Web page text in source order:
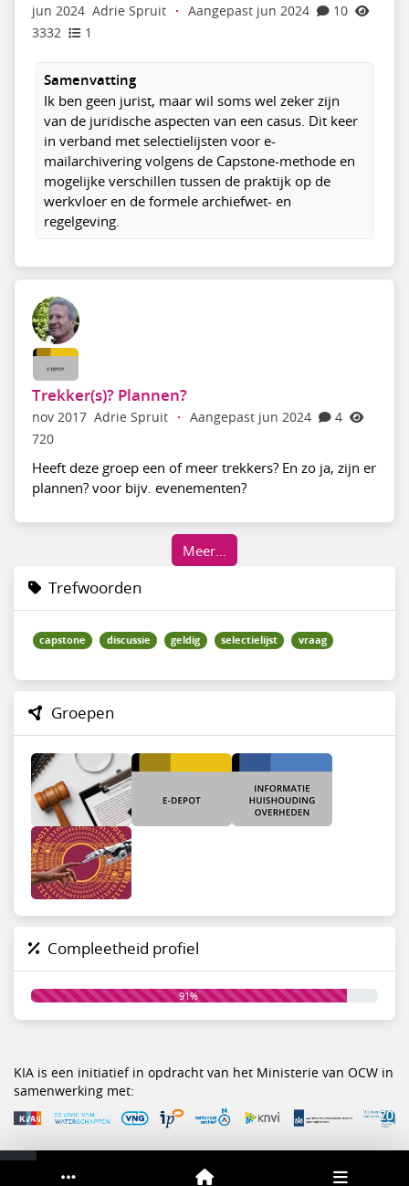
jun 2024 Adrie Spruit · Aangepast jun 2024
10
3332
1
Samenvatting
Ik ben geen jurist, maar wil soms wel zeker zijn
van de juridische aspecten van een casus. Dit keer
in verband met selectielijsten voor e-
mailarchivering volgens de Capstone-methode en
mogelijke verschillen tussen de praktijk op de
werkvloer en de formele archiefwet- en
regelgeving.
Trekker(s)? Plannen?
nov 2017 Adrie Spruit · Aangepast jun 2024
4
720
Heeft deze groep een of meer trekkers? En zo ja, zijn er
plannen? voor bijv. evenementen?
Meer…
Trefwoorden
capstone discussie geldig selectielijst vraag
Groepen
Compleetheid profiel
91%
KIA is een initiatief in opdracht van het Ministerie van OCW in
samenwerking met: